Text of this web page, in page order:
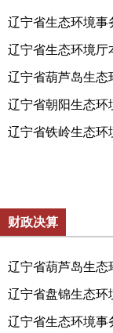
辽宁省生态环境厅
财政决算